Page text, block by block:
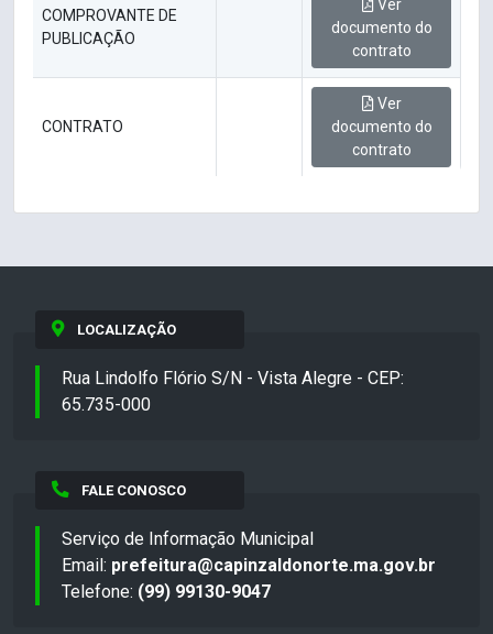
COMPROVANTE DE
PUBLICAÇÃO
Ver
documento do
contrato
CONTRATO
Ver
documento do
contrato
LOCALIZAÇÃO
Rua Lindolfo Flório S/N - Vista Alegre - CEP:
65.735-000
FALE CONOSCO
Serviço de Informação Municipal
Email: prefeitura@capinzaldonorte.ma.gov.br
Telefone: (99) 99130-9047